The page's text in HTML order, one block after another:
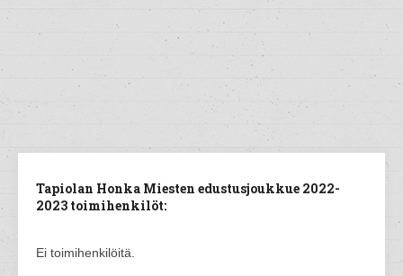
Tapiolan Honka Miesten edustusjoukkue 2022-
2023 toimihenkilöt:
Ei toimihenkilöitä.